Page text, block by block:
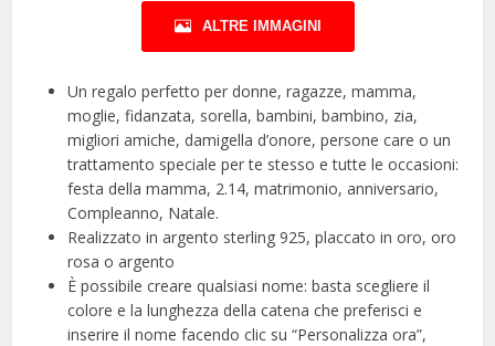
ALTRE IMMAGINI
Un regalo perfetto per donne, ragazze, mamma,
moglie, fidanzata, sorella, bambini, bambino, zia,
migliori amiche, damigella d’onore, persone care o un
trattamento speciale per te stesso e tutte le occasioni:
festa della mamma, 2.14, matrimonio, anniversario,
Compleanno, Natale.
Realizzato in argento sterling 925, placcato in oro, oro
rosa o argento
È possibile creare qualsiasi nome: basta scegliere il
colore e la lunghezza della catena che preferisci e
inserire il nome facendo clic su “Personalizza ora”,